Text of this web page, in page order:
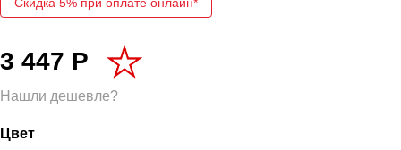
3 447 Р
Нашли дешевле?
Цвет